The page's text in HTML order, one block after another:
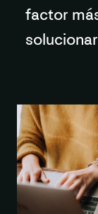
factor